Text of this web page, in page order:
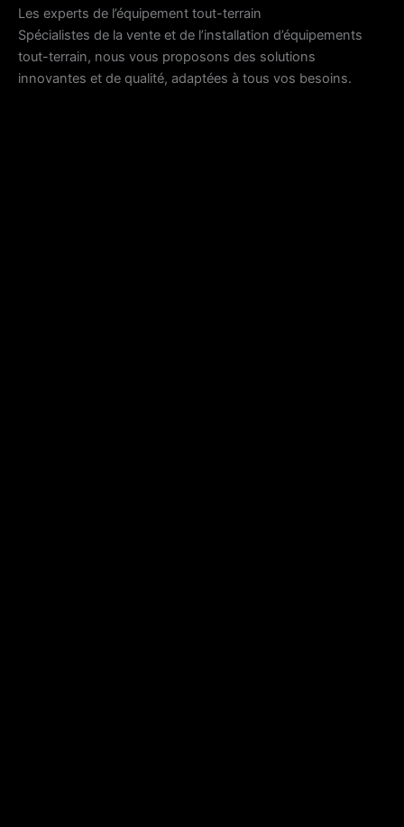
Les experts de l’équipement tout-terrain
Spécialistes de la vente et de l’installation d’équipements
tout-terrain, nous vous proposons des solutions
innovantes et de qualité, adaptées à tous vos besoins.